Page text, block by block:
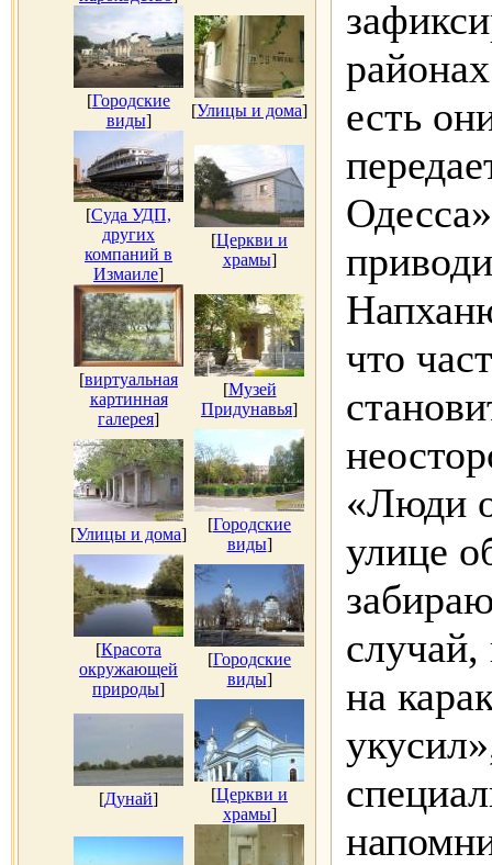
[Городские
виды]
[Улицы и дома]
[Суда УДП,
других
компаний в
Измаиле]
[Церкви и
храмы]
[виртуальная
картинная
галерея]
[Музей
Придунавья]
[Улицы и дома]
[Городские
виды]
[Красота
окружающей
природы]
[Городские
виды]
[Дунай] [Церкви и
храмы]
есть
что
«Люди
улице
случай,
на